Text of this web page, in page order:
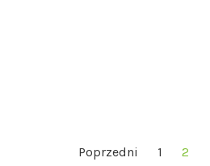
NAWIGACJA
Poprzedni 1 2